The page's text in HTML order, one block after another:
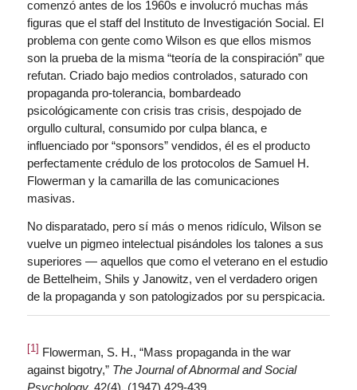
comenzó antes de los 1960s e involucró muchas más
figuras que el staff del Instituto de Investigación Social. El
problema con gente como Wilson es que ellos mismos
son la prueba de la misma “teoría de la conspiración” que
refutan. Criado bajo medios controlados, saturado con
propaganda pro-tolerancia, bombardeado
psicológicamente con crisis tras crisis, despojado de
orgullo cultural, consumido por culpa blanca, e
influenciado por “sponsors” vendidos, él es el producto
perfectamente crédulo de los protocolos de Samuel H.
Flowerman y la camarilla de las comunicaciones
masivas.
No disparatado, pero sí más o menos ridículo, Wilson se
vuelve un pigmeo intelectual pisándoles los talones a sus
superiores — aquellos que como el veterano en el estudio
de Bettelheim, Shils y Janowitz, ven el verdadero origen
de la propaganda y son patologizados por su perspicacia.
[1]
Flowerman, S. H., “Mass propaganda in the war
against bigotry,” The Journal of Abnormal and Social